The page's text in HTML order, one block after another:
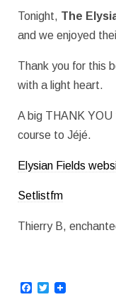
Tonight, The
and we enjoyed
Thank you for this
with a light heart.
A big THANK YOU
course to Jéjé.
Elysian Fields
Setlistfm
Thierry B,
Facebook
Twitter